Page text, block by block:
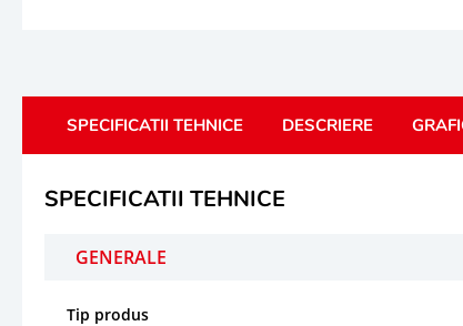
SPECIFICATII TEHNICE DESCRIERE
SPECIFICATII TEHNICE
GENERALE
Tip produs